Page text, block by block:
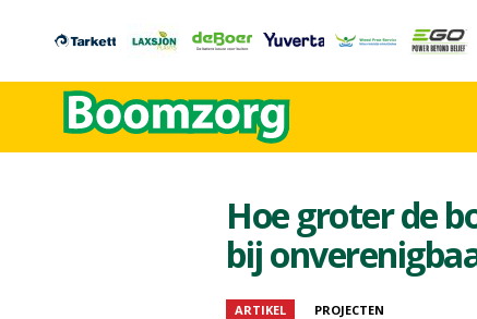
Hoe groter de
bij
ARTIKEL PROJECTEN